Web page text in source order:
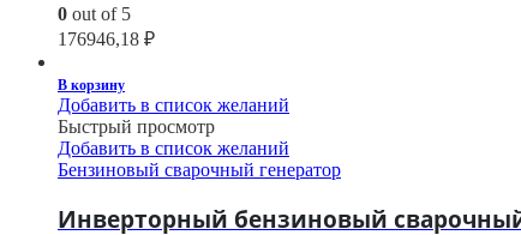
0 out of 5
176946,18 ₽
В корзину
Добавить в список желаний
Быстрый просмотр
Добавить в список желаний
Бензиновый сварочный генератор
Инверторный бензиновый сварочный